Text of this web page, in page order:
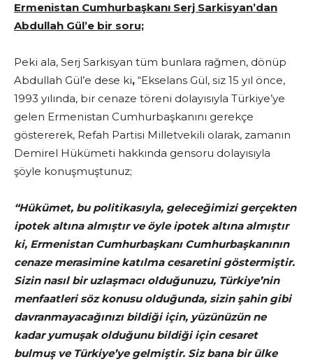
Ermenistan Cumhurbaşkanı Serj Sarkisyan’dan
Abdullah Gül’e bir soru;
Peki ala, Serj Sarkisyan tüm bunlara rağmen, dönüp
Abdullah Gül’e dese ki, “Ekselans Gül, siz 15 yıl önce,
1993 yılında, bir cenaze töreni dolayısıyla Türkiye’ye
gelen Ermenistan Cumhurbaşkanını gerekçe
göstererek, Refah Partisi Milletvekili olarak, zamanın
Demirel Hükümeti hakkında gensoru dolayısıyla
şöyle konuşmuştunuz;
“Hükümet, bu politikasıyla, geleceğimizi gerçekten
ipotek altına almıştır ve öyle ipotek altına almıştır
ki, Ermenistan Cumhurbaşkanı Cumhurbaşkanının
cenaze merasimine katılma cesaretini göstermiştir.
Sizin nasıl bir uzlaşmacı olduğunuzu, Türkiye’nin
menfaatleri söz konusu olduğunda, sizin şahin gibi
davranmayacağınızı bildiği için, yüzünüzün ne
kadar yumuşak olduğunu bildiği için cesaret
bulmuş ve Türkiye’ye gelmiştir. Siz bana bir ülke